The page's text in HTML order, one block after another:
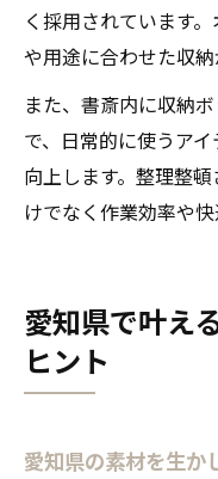
く採用されています
や用途に合わせた収納
また、書斎内に収納
で、日常的に使うア
向上します。整理整
けでなく作業効率や
愛知県で叶え
ヒント
愛知県の素材を生か